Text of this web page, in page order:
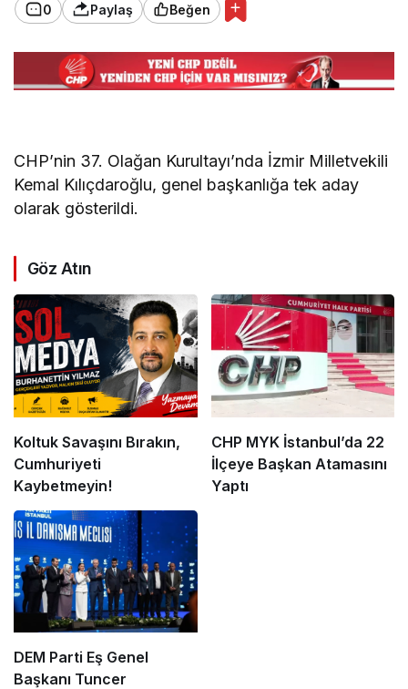
0 Paylaş Beğen
CHP’nin 37. Olağan Kurultayı’nda İzmir Milletvekili
Kemal Kılıçdaroğlu, genel başkanlığa tek aday
olarak gösterildi.
Göz Atın
Koltuk Savaşını Bırakın,
Cumhuriyeti
Kaybetmeyin!
CHP MYK İstanbul’da 22
İlçeye Başkan Atamasını
Yaptı
DEM Parti Eş Genel
Başkanı Tuncer